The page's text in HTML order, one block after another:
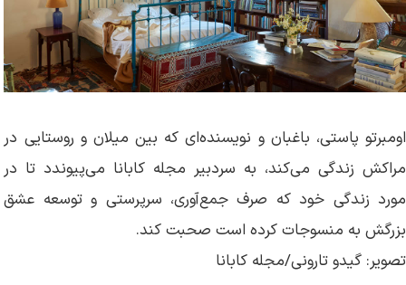
اومبرتو پاستی، باغبان و نویسنده‌ای که بین میلان و روستایی در
مراکش زندگی می‌کند، به سردبیر مجله کابانا می‌پیوندد تا در
مورد زندگی خود که صرف جمع‌آوری، سرپرستی و توسعه عشق
بزرگش به منسوجات کرده است صحبت کند.
تصویر: گیدو تارونی/مجله کابانا